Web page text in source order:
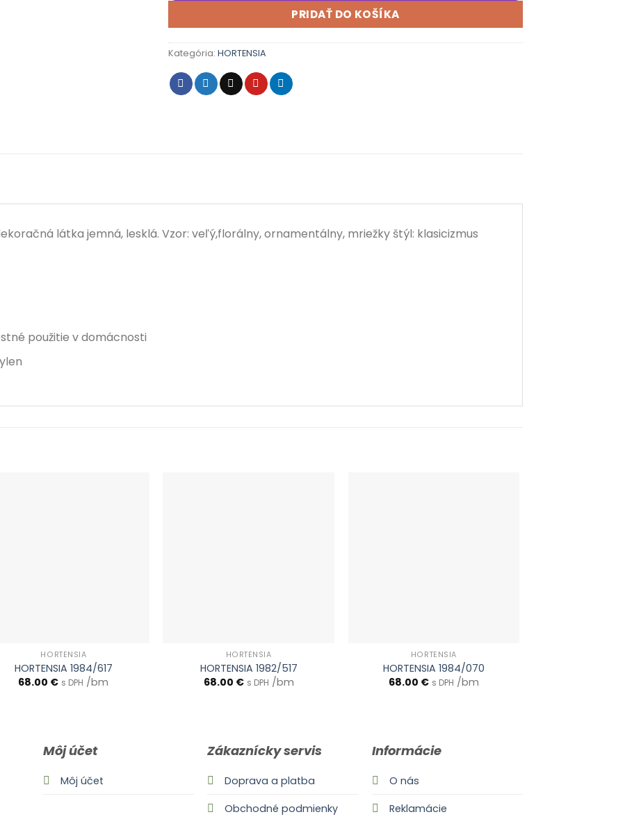
PRIDAŤ DO KOŠÍKA
Kategória: HORTENSIA
látka jemná, lesklá. Vzor: veľý,florálny, ornamentálny, mriežky štýl: klasicizmus
použitie v domácnosti
HORTENSIA
HORTENSIA 1984/617
68.00 € s DPH /bm
HORTENSIA
HORTENSIA 1982/517
68.00 € s DPH /bm
HORTENSIA
HORTENSIA 1984/070
68.00 € s DPH /bm
Môj účet
Môj účet
Zákaznícky servis
Doprava a platba
Obchodné podmienky
Informácie
O nás
Reklamácie